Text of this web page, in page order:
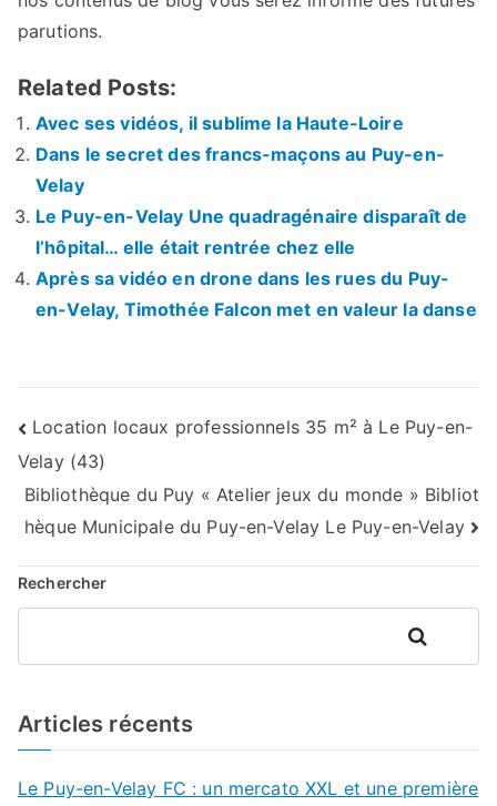
parutions.
Related Posts:
Avec ses vidéos, il sublime la Haute-Loire
Dans le secret des francs-maçons au Puy-en-
Velay
Le Puy-en-Velay Une quadragénaire disparaît de
l’hôpital… elle était rentrée chez elle
Après sa vidéo en drone dans les rues du Puy-
en-Velay, Timothée Falcon met en valeur la danse
Navigation
de
l’article
Location locaux professionnels 35 m² à Le Puy-en-
Velay (43)
Bibliothèque du Puy « Atelier jeux du monde » Bibliot
hèque Municipale du Puy-en-Velay Le Puy-en-Velay
Rechercher
Rechercher
Articles récents
Le Puy-en-Velay FC : un mercato XXL et une première